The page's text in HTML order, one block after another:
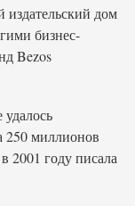
издательский дом
бизнес-
Bezos
250 миллионов
2001 году писала